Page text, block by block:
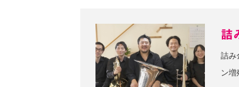
詰
詰み
ン